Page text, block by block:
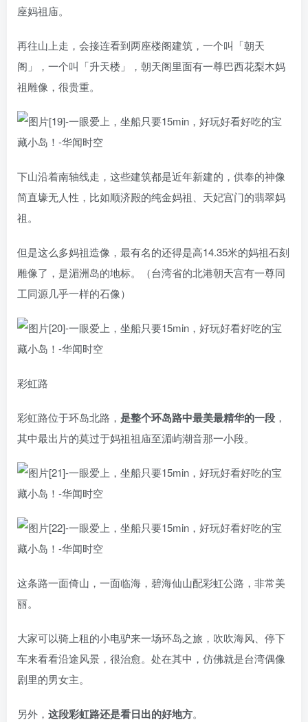
座妈祖庙。
再往山上走，会接连看到两座楼阁建筑，一个叫「朝天
阁」，一个叫「升天楼」，朝天阁里面有一尊巴西花梨木妈
祖雕像，很贵重。
下山沿着南轴线走，这些建筑都是近年新建的，供奉的神像
简直壕无人性，比如顺济殿的纯金妈祖、天妃宫门的翡翠妈
祖。
但是这么多妈祖造像，最有名的还得是高14.35米的妈祖石刻
雕像了，是湄洲岛的地标。（台湾省的北港朝天宫有一尊同
工同源几乎一样的石像）
彩虹路
彩虹路位于环岛北路， 是整个环岛路中最美最精华的一段 ，
其中最出片的莫过于妈祖祖庙至湄屿潮音那一小段。
这条路一面倚山，一面临海，碧海仙山配彩虹公路，非常美
丽。
大家可以骑上租的小电驴来一场环岛之旅，吹吹海风、停下
车来看看沿途风景，很治愈。处在其中，仿佛就是台湾偶像
剧里的男女主。
另外， 这段彩虹路还是看日出的好地方。